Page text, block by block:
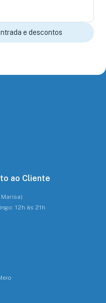
e descontos
ao Cliente
12h às 21h